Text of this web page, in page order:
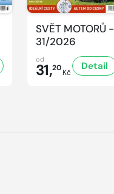
SVĚT MOTORŮ -
31/2026
od
31,20Kč
Detail